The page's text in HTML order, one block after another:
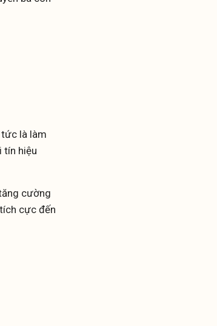
tức là làm
tín hiệu
cường
cực đến